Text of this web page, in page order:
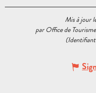
Mis à jour
par Office de Tourisme
(Identifiant